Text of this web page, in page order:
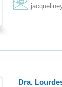
Dra.